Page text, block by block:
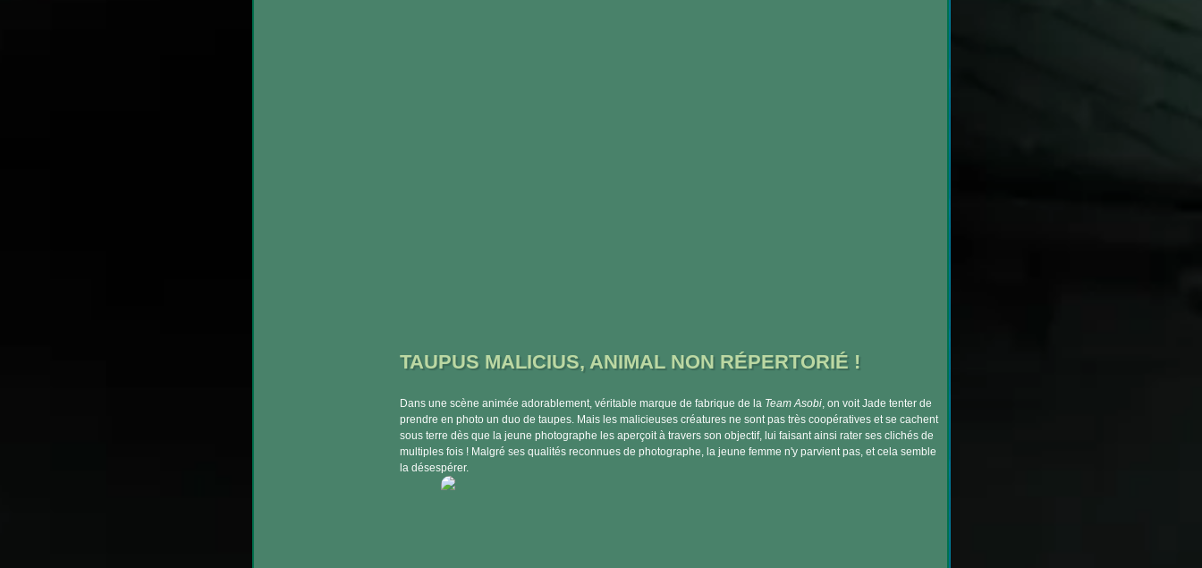
TAUPUS MALICIUS, ANIMAL NON RÉPERTORIÉ !
Dans une scène animée adorablement, véritable marque de fabrique de la Team Asobi, on voit Jade tenter de
prendre en photo un duo de taupes. Mais les malicieuses créatures ne sont pas très coopératives et se cachent
sous terre dès que la jeune photographe les aperçoit à travers son objectif, lui faisant ainsi rater ses clichés de
multiples fois ! Malgré ses qualités reconnues de photographe, la jeune femme n'y parvient pas, et cela semble
la désespérer.